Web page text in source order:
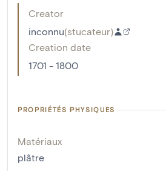
Creator
inconnu(stucateur)
Creation date
1701 - 1800
PROPRIÉTÉS PHYSIQUES
Matériaux
plâtre